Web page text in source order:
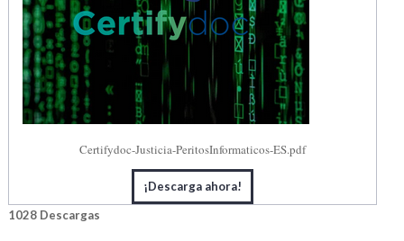
Certifydoc-Justicia-PeritosInformaticos-ES.pdf
¡Descarga ahora!
1028Descargas